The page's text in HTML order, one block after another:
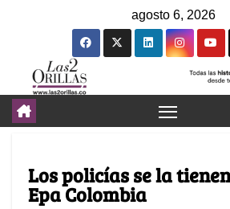
agosto 6, 2026
Los policías se la
Epa Colombia